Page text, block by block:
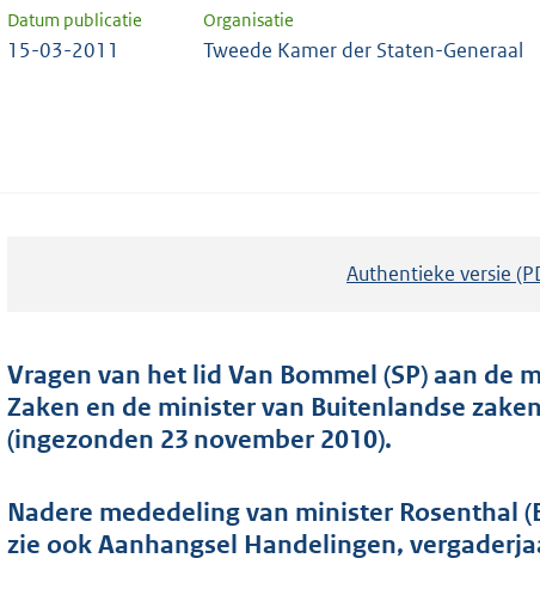
Datum publicatie Organisatie
15-03-2011 Tweede Kamer der Staten-Generaal
Authentieke versie
Vragen van het lid Van Bommel (SP) aan
Zaken en de minister van Buitenlandse
(ingezonden 23 november 2010).
Nadere mededeling van minister Rosenthal
zie ook Aanhangsel Handelingen,